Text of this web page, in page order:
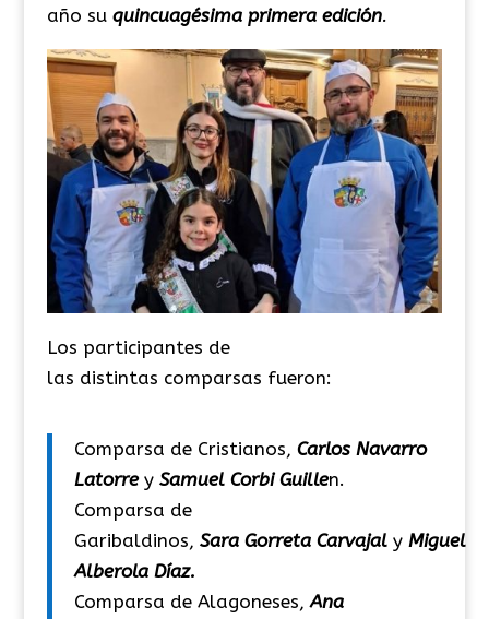
año su quincuagésima primera edición.
Los participantes de
las distintas comparsas fueron:
Comparsa de Cristianos, Carlos Navarro
Latorrey Samuel Corbi Guillen.
Comparsa de
Garibaldinos, Sara Gorreta Carvajaly Miguel
Alberola Díaz.
Comparsa de Alagoneses,Ana